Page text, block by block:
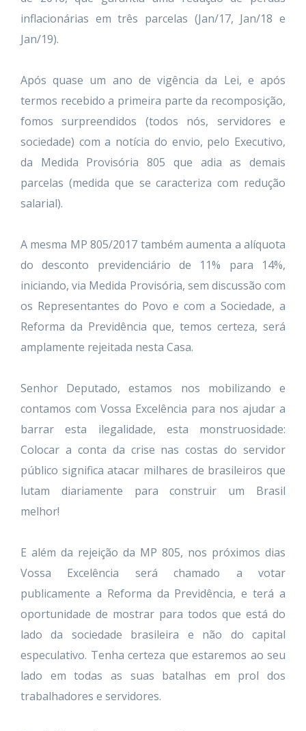
inflacionárias em três parcelas (Jan/17, Jan/18 e
Jan/19).
Após quase um ano de vigência da Lei, e após
termos recebido a primeira parte da recomposição,
fomos surpreendidos (todos nós, servidores e
sociedade) com a notícia do envio, pelo Executivo,
da Medida Provisória 805 que adia as demais
parcelas (medida que se caracteriza com redução
salarial).
A mesma MP 805/2017 também aumenta a alíquota
do desconto previdenciário de 11% para 14%,
iniciando, via Medida Provisória, sem discussão com
os Representantes do Povo e com a Sociedade, a
Reforma da Previdência que, temos certeza, será
amplamente rejeitada nesta Casa.
Senhor Deputado, estamos nos mobilizando e
contamos com Vossa Excelência para nos ajudar a
barrar esta ilegalidade, esta monstruosidade:
Colocar a conta da crise nas costas do servidor
público significa atacar milhares de brasileiros que
lutam diariamente para construir um Brasil
melhor!
E além da rejeição da MP 805, nos próximos dias
Vossa Excelência será chamado a votar
publicamente a Reforma da Previdência, e terá a
oportunidade de mostrar para todos que está do
lado da sociedade brasileira e não do capital
especulativo. Tenha certeza que estaremos ao seu
lado em todas as suas batalhas em prol dos
trabalhadores e servidores.